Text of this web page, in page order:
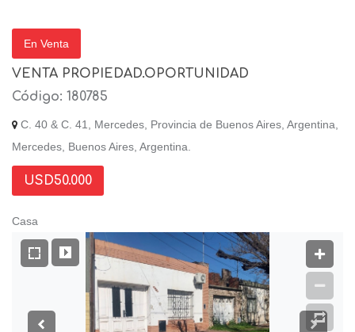
En Venta
VENTA PROPIEDAD.OPORTUNIDAD
Código: 180785
C. 40 & C. 41, Mercedes, Provincia de Buenos Aires, Argentina,
Mercedes, Buenos Aires, Argentina.
USD50.000
Casa